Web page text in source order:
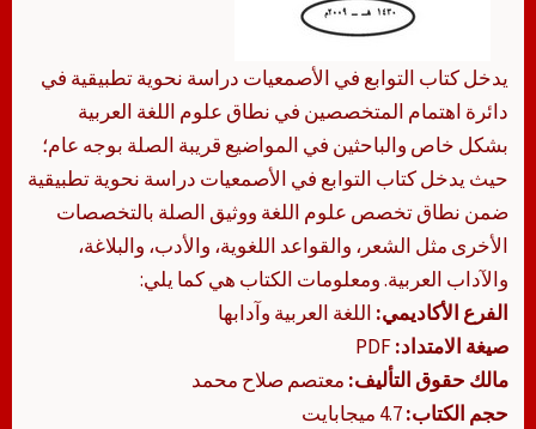
يدخل كتاب التوابع في الأصمعيات دراسة نحوية تطبيقية في
دائرة اهتمام المتخصصين في نطاق علوم اللغة العربية
بشكل خاص والباحثين في المواضيع قريبة الصلة بوجه عام؛
حيث يدخل كتاب التوابع في الأصمعيات دراسة نحوية تطبيقية
ضمن نطاق تخصص علوم اللغة ووثيق الصلة بالتخصصات
الأخرى مثل الشعر، والقواعد اللغوية، والأدب، والبلاغة،
والآداب العربية. ومعلومات الكتاب هي كما يلي:
الفرع الأكاديمي: اللغة العربية وآدابها
صيغة الامتداد:
مالك حقوق التأليف: معتصم صلاح محمد
حجم الكتاب: